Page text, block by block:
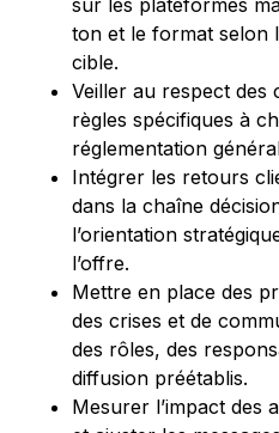
sur les plateformes
ton et le format selon
cible.
Veiller au respect des
règles spécifiques à
réglementation
Intégrer les retours
dans la chaîne
l’orientation
l’offre.
Mettre en place des
des crises et de
des rôles, des
diffusion préétablis.
Mesurer l’impact des